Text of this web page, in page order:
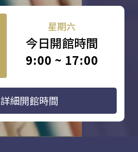
星期六
今日開館時間
9:00 ~ 17:00
詳細開館時間